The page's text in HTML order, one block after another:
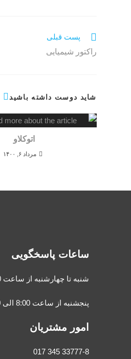
پست قبلی
راکتور شیمیایی
شاید دوست داشته باشید
اتوکلاو
مرداد ۶, ۱۴۰۰
ساعات پاسخگویی
شنبه تا چهارشنبه از ساعت 8:00 الی 16:00
پنجشنبه از ساعت 8:00 الی 12:00
امور مشتریان
33777-8 345 017